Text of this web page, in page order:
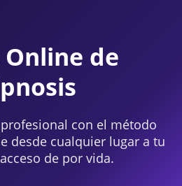
Online de
con el método
desde cualquier lugar a tu
de por vida.